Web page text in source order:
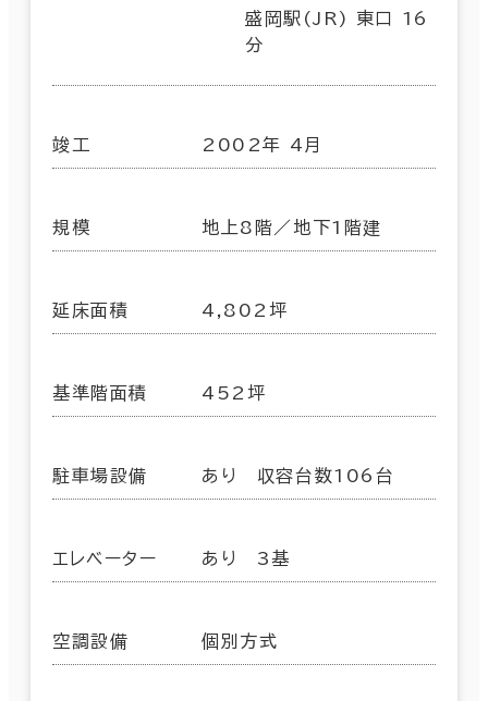
盛岡駅(JR) 東口 16
分
竣工 2002年 4月
規模 地上8階／地下1階建
延床面積 4,802坪
基準階面積 452坪
駐車場設備 あり 収容台数106台
エレベーター あり 3基
空調設備 個別方式